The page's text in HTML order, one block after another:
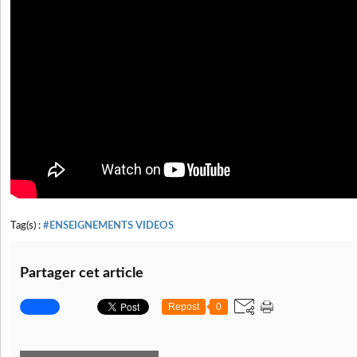
Tag(s) : #ENSEIGNEMENTS VIDEOS
Partager cet article
Repost 0